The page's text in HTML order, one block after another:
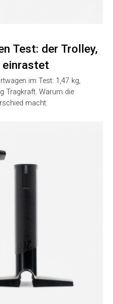
Test: der Trolley,
einrastet
im Test: 1,47 kg,
Tragkraft. Warum die
macht.